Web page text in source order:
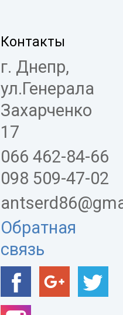
Контакты
г. Днепр,
ул.Генерала
Захарченко
17
066 462-84-66
098 509-47-02
Обратная
связь